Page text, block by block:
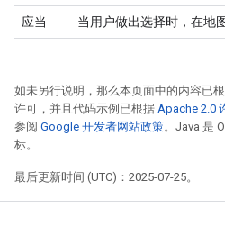
应当 当用户做出选择时，在地
如未另行说明，那么本页面中的内容已
许可，并且代码示例已根据 Apache 2.0
参阅 Google 开发者网站政策。Java 是
标。
最后更新时间 (UTC)：2025-07-25。